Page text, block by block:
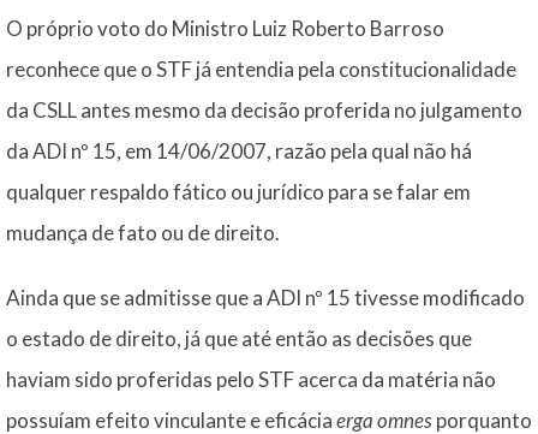
O próprio voto do Ministro Luiz Roberto Barroso
reconhece que o STF já entendia pela constitucionalidade
da CSLL antes mesmo da decisão proferida no julgamento
da ADI nº 15, em 14/06/2007, razão pela qual não há
qualquer respaldo fático ou jurídico para se falar em
mudança de fato ou de direito.
Ainda que se admitisse que a ADI nº 15 tivesse modificado
o estado de direito, já que até então as decisões que
haviam sido proferidas pelo STF acerca da matéria não
possuíam efeito vinculante e eficáciaerga omnesporquanto